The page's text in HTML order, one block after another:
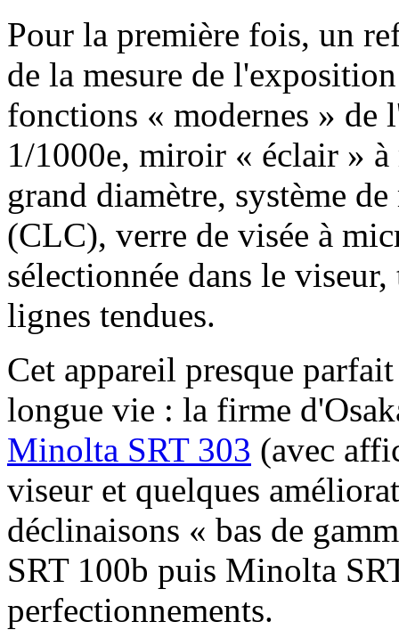
Pour la première fois, un
de la mesure de
fonctions « modernes » de
1/1000e, miroir « éclair » à
grand diamètre, système
(CLC), verre de visée à
sélectionnée dans le
lignes tendues.
Cet appareil presque
longue vie : la firme
Minolta SRT 303 (avec
viseur et quelques
déclinaisons « bas de
SRT 100b puis Minolta
perfectionnements.